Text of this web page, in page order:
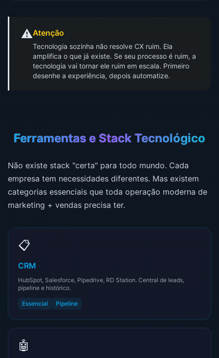
⚠️Atenção
Tecnologia sozinha não resolve CX ruim. Ela
amplifica o que já existe. Se seu processo é ruim, a
tecnologia vai tornar ele ruim em escala. Primeiro
desenhe a experiência, depois automatize.
Ferramentas e Stack Tecnológico
Não existe stack "certa" para todo mundo. Cada
empresa tem necessidades diferentes. Mas existem
categorias essenciais que toda operação moderna de
marketing + vendas precisa ter.
📋
CRM
HubSpot, Salesforce, Pipedrive, RD Station. Central de leads,
pipeline e histórico.
Essencial Pipeline
🤖